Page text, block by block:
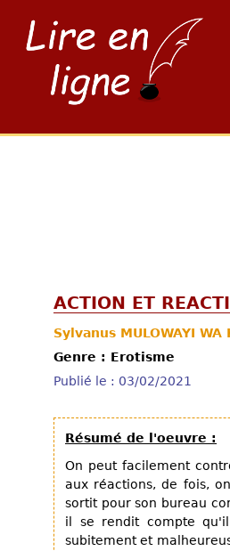
ACTION ET
Sylvanus MULOWAYI WA
Genre : Erotisme
Publié le : 03/02/2021
Résumé de l'oeuvre :
On peut facilement
aux réactions, de fois,
sortit pour son bureau
il se rendit compte
subitement et